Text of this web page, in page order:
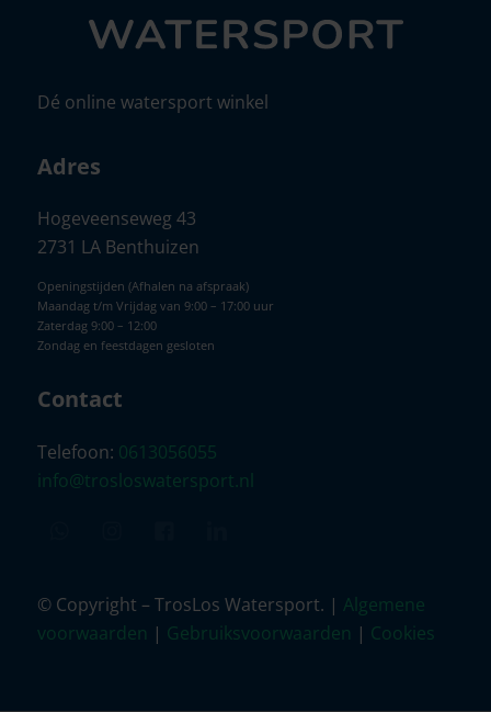
Dé online watersport winkel
Adres
Hogeveenseweg 43
2731 LA Benthuizen
Openingstijden (Afhalen na afspraak)
Maandag t/m Vrijdag van 9:00 – 17:00 uur
Zaterdag 9:00 – 12:00
Zondag en feestdagen gesloten
Contact
Telefoon: 0613056055
info@trosloswatersport.nl
© Copyright – TrosLos Watersport. | Algemene
voorwaarden | Gebruiksvoorwaarden | Cookies